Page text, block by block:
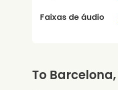
Faixas de áudio
To